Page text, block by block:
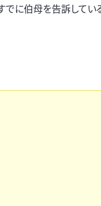
に伯母を告訴してい